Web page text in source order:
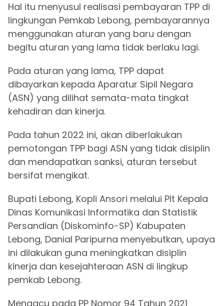
Hal itu menyusul realisasi pembayaran TPP di
lingkungan Pemkab Lebong, pembayarannya
menggunakan aturan yang baru dengan
begitu aturan yang lama tidak berlaku lagi.
Pada aturan yang lama, TPP dapat
dibayarkan kepada Aparatur Sipil Negara
(ASN) yang dilihat semata-mata tingkat
kehadiran dan kinerja.
Pada tahun 2022 ini, akan diberlakukan
pemotongan TPP bagi ASN yang tidak disiplin
dan mendapatkan sanksi, aturan tersebut
bersifat mengikat.
Bupati Lebong, Kopli Ansori melalui Plt Kepala
Dinas Komunikasi Informatika dan Statistik
Persandian (Diskominfo-SP) Kabupaten
Lebong, Danial Paripurna menyebutkan, upaya
ini dilakukan guna meningkatkan disiplin
kinerja dan kesejahteraan ASN di lingkup
pemkab Lebong.
Mengacu pada PP Nomor 94 Tahun 2021